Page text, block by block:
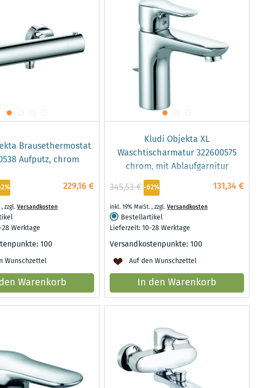
Brausethermostat
Aufputz, chrom
229,16 €
,zzgl.Versandkosten
Werktage
100
Wunschzettel
Warenkorb
Kludi Objekta XL
Waschtischarmatur 322600575
chrom, mit Ablaufgarnitur
131,34 €
345,53 € -62%
inkl. 19% MwSt.,zzgl.Versandkosten
Bestellartikel
Lieferzeit: 10-28 Werktage
Versandkostenpunkte: 100
Auf den Wunschzettel
In den Warenkorb